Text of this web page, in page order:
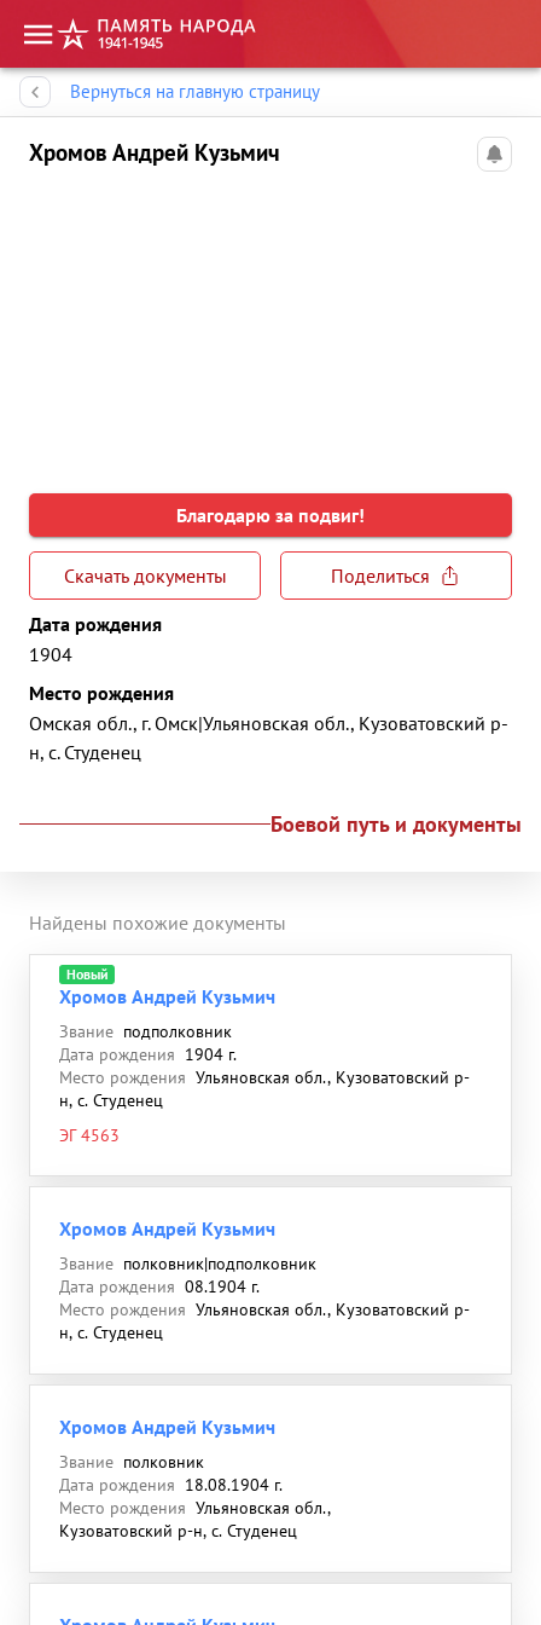
Вернуться на главную страницу
Хромов Андрей Кузьмич
Благодарю за подвиг!
Скачать документы
Поделиться
Дата рождения
1904
Место рождения
Омская обл., г. Омск|Ульяновская обл., Кузоватовский р-
н, с. Студенец
Боевой путь и документы
Найдены похожие документы
Новый
Хромов Андрей Кузьмич
Звание подполковник
Дата рождения 1904 г.
Место рождения Ульяновская обл., Кузоватовский р-
н, с. Студенец
ЭГ 4563
Хромов Андрей Кузьмич
Звание полковник|подполковник
Дата рождения 08.1904 г.
Место рождения Ульяновская обл., Кузоватовский р-
н, с. Студенец
Хромов Андрей Кузьмич
Звание полковник
Дата рождения 18.08.1904 г.
Место рождения Ульяновская обл.,
Кузоватовский р-н, с. Студенец
Память народа